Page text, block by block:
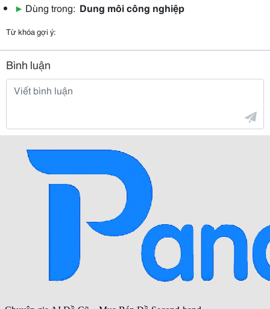
▶ Dùng trong: Dung môi công nghiệp
Từ khóa gợi ý:
Bình luận